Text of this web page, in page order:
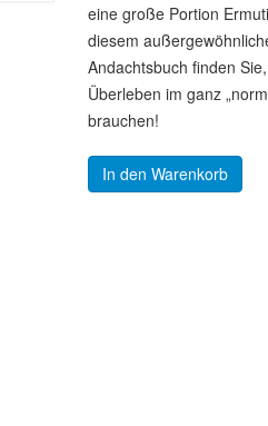
eine große Portion
diesem
Andachtsbuch finden
Überleben im ganz
brauchen!
In den Warenkorb